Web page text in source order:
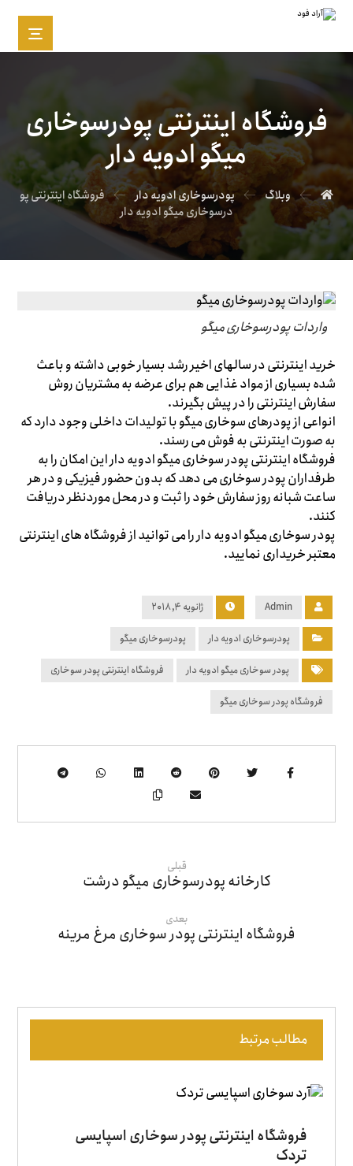
فروشگاه اینترنتی پودرسوخاری
میگو ادویه دار
وبلاگ پودرسوخاری ادویه دار
فروشگاه اینترنتی پو
درسوخاری میگو ادویه دار
واردات پودرسوخاری میگو
خرید اینترنتی در سالهای اخیر رشد بسیار خوبی داشته و باعث
شده بسیاری از مواد غذایی هم برای عرضه به مشتریان روش
سفارش اینترنتی را در پیش بگیرند.
انواعی از پودرهای سوخاری میگو با تولیدات داخلی وجود دارد که
به صورت اینترنتی به فوش می رسند.
فروشگاه اینترنتی پودر سوخاری میگو ادویه دار این امکان را به
طرفداران پودر سوخاری می دهد که بدون حضور فیزیکی و در هر
ساعت شبانه روز سفارش خود را ثبت و در محل موردنظر دریافت
کنند.
پودر سوخاری میگو ادویه دار را می توانید از فروشگاه های اینترنتی
معتبر خریداری نمایید.
Admin ژانویه ۴, ۲۰۱۸
پودرسوخاری ادویه دار پودرسوخاری میگو
پودر سوخاری میگو ادویه دار فروشگاه اینترنتی پودر سوخاری
فروشگاه پودر سوخاری میگو
قبلی
کارخانه پودرسوخاری میگو درشت
بعدی
فروشگاه اینترنتی پودر سوخاری مرغ مرینه
مطالب مرتبط
فروشگاه اینترنتی پودر سوخاری اسپایسی
تردک